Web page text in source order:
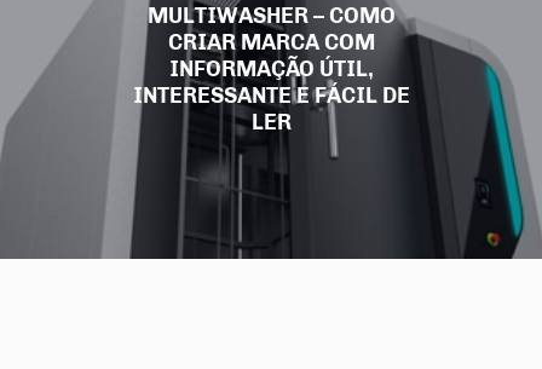
MULTIWASHER – COMO
CRIAR MARCA COM
INFORMAÇÃO ÚTIL,
INTERESSANTE E FÁCIL DE
LER